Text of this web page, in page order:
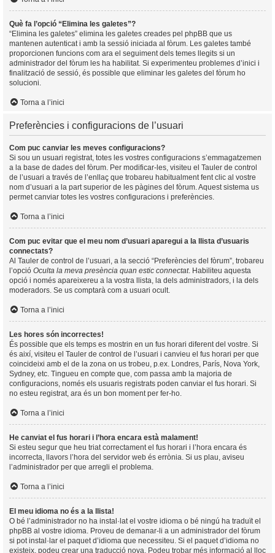
Què fa l’opció “Elimina les galetes”?
“Elimina les galetes” elimina les galetes creades pel phpBB que us
mantenen autenticat i amb la sessió iniciada al fòrum. Les galetes també
proporcionen funcions com ara el seguiment dels temes llegits si un
administrador del fòrum les ha habilitat. Si experimenteu problemes d’inici i
finalització de sessió, és possible que eliminar les galetes del fòrum ho
solucioni.
Torna a l’inici
Preferències i configuracions de l’usuari
Com puc canviar les meves configuracions?
Si sou un usuari registrat, totes les vostres configuracions s’emmagatzemen
a la base de dades del fòrum. Per modificar-les, visiteu el Tauler de control
de l’usuari a través de l’enllaç que trobareu habitualment fent clic al vostre
nom d’usuari a la part superior de les pàgines del fòrum. Aquest sistema us
permet canviar totes les vostres configuracions i preferències.
Torna a l’inici
Com puc evitar que el meu nom d’usuari aparegui a la llista d’usuaris
connectats?
Al Tauler de control de l’usuari, a la secció “Preferències del fòrum”, trobareu
l’opció Oculta la meva presència quan estic connectat. Habiliteu aquesta
opció i només apareixereu a la vostra llista, la dels administradors, i la dels
moderadors. Se us comptarà com a usuari ocult.
Torna a l’inici
Les hores són incorrectes!
És possible que els temps es mostrin en un fus horari diferent del vostre. Si
és així, visiteu el Tauler de control de l’usuari i canvieu el fus horari per que
coincideixi amb el de la zona on us trobeu, p.ex. Londres, París, Nova York,
Sydney, etc. Tingueu en compte que, com passa amb la majoria de
configuracions, només els usuaris registrats poden canviar el fus horari. Si
no esteu registrat, ara és un bon moment per fer-ho.
Torna a l’inici
He canviat el fus horari i l’hora encara està malament!
Si esteu segur que heu triat correctament el fus horari i l’hora encara és
incorrecta, llavors l’hora del servidor web és errònia. Si us plau, aviseu
l’administrador per que arregli el problema.
Torna a l’inici
El meu idioma no és a la llista!
O bé l’administrador no ha instal·lat el vostre idioma o bé ningú ha traduït el
phpBB al vostre idioma. Proveu de demanar-li a un administrador del fòrum
si pot instal·lar el paquet d’idioma que necessiteu. Si el paquet d’idioma no
existeix, podeu crear una traducció nova. Podeu trobar més informació al lloc